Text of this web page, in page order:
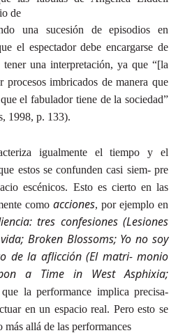
de
una sucesión de episodios en
el espectador debe encargarse de
una interpretación, ya que “[la
procesos imbricados de manera que
el fabulador tiene de la sociedad”
1998, p. 133).
igualmente el tiempo y el
estos se confunden casi siem- pre
escénicos. Esto es cierto en las
comoacciones, por ejemplo en
tres confesiones (Lesiones
Broken Blossoms; Yo no soy
de la aflicción (El matri- monio
a Time in West Asphixia;
la performance implica precisa-
en un espacio real. Pero esto se
allá de las performances